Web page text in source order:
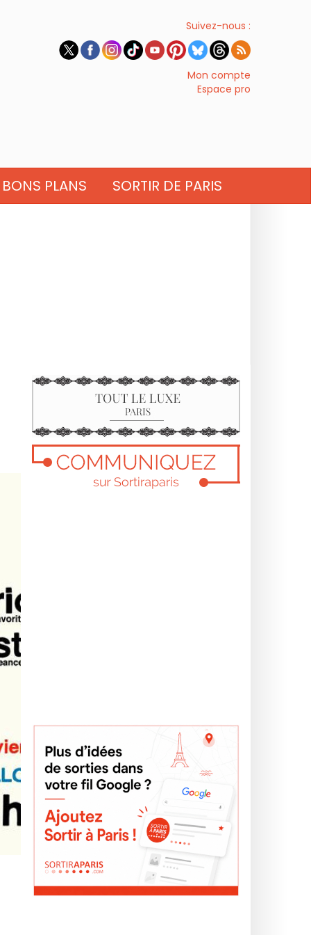
Suivez-nous :
Mon compte
Espace pro
BONS PLANS SORTIR DE PARIS